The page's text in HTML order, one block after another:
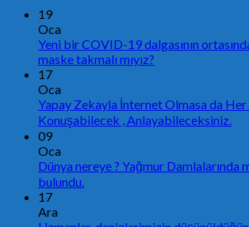
19
Oca
Yeni bir COVID-19 dalgasının
maske takmalı mıyız?
17
Oca
Yapay Zekayla İnternet Olmasa da
Konuşabilecek , Anlayabileceksiniz.
09
Oca
Dünya nereye ? Yağmur
bulundu.
17
Ara